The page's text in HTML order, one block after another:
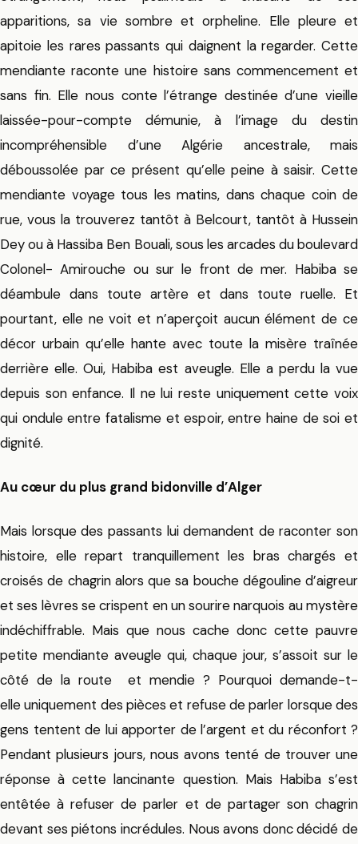
apparitions, sa vie sombre et orpheline. Elle pleure et
apitoie les rares passants qui daignent la regarder. Cette
mendiante raconte une histoire sans commencement et
sans fin. Elle nous conte l’étrange destinée d’une vieille
laissée-pour-compte démunie, à l’image du destin
incompréhensible d’une Algérie ancestrale, mais
déboussolée par ce présent qu’elle peine à saisir. Cette
mendiante voyage tous les matins, dans chaque coin de
rue, vous la trouverez tantôt à Belcourt, tantôt à Hussein
Dey ou à Hassiba Ben Bouali, sous les arcades du boulevard
Colonel- Amirouche ou sur le front de mer. Habiba se
déambule dans toute artère et dans toute ruelle. Et
pourtant, elle ne voit et n’aperçoit aucun élément de ce
décor urbain qu’elle hante avec toute la misère traînée
derrière elle. Oui, Habiba est aveugle. Elle a perdu la vue
depuis son enfance. Il ne lui reste uniquement cette voix
qui ondule entre fatalisme et espoir, entre haine de soi et
dignité.
Au cœur du plus grand bidonville d’Alger
Mais lorsque des passants lui demandent de raconter son
histoire, elle repart tranquillement les bras chargés et
croisés de chagrin alors que sa bouche dégouline d’aigreur
et ses lèvres se crispent en un sourire narquois au mystère
indéchiffrable. Mais que nous cache donc cette pauvre
petite mendiante aveugle qui, chaque jour, s’assoit sur le
côté de la route et mendie ? Pourquoi demande-t-
elle uniquement des pièces et refuse de parler lorsque des
gens tentent de lui apporter de l’argent et du réconfort ?
Pendant plusieurs jours, nous avons tenté de trouver une
réponse à cette lancinante question. Mais Habiba s’est
entêtée à refuser de parler et de partager son chagrin
devant ses piétons incrédules. Nous avons donc décidé de